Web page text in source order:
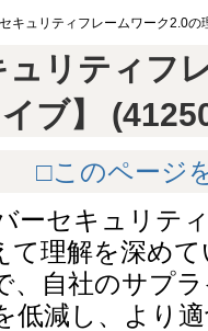
キュリティフレームワーク2.0の
リティフ
ブ】
□このページ
ーセキュリテ
て理解を深め
、自社のサプ
低減し、より